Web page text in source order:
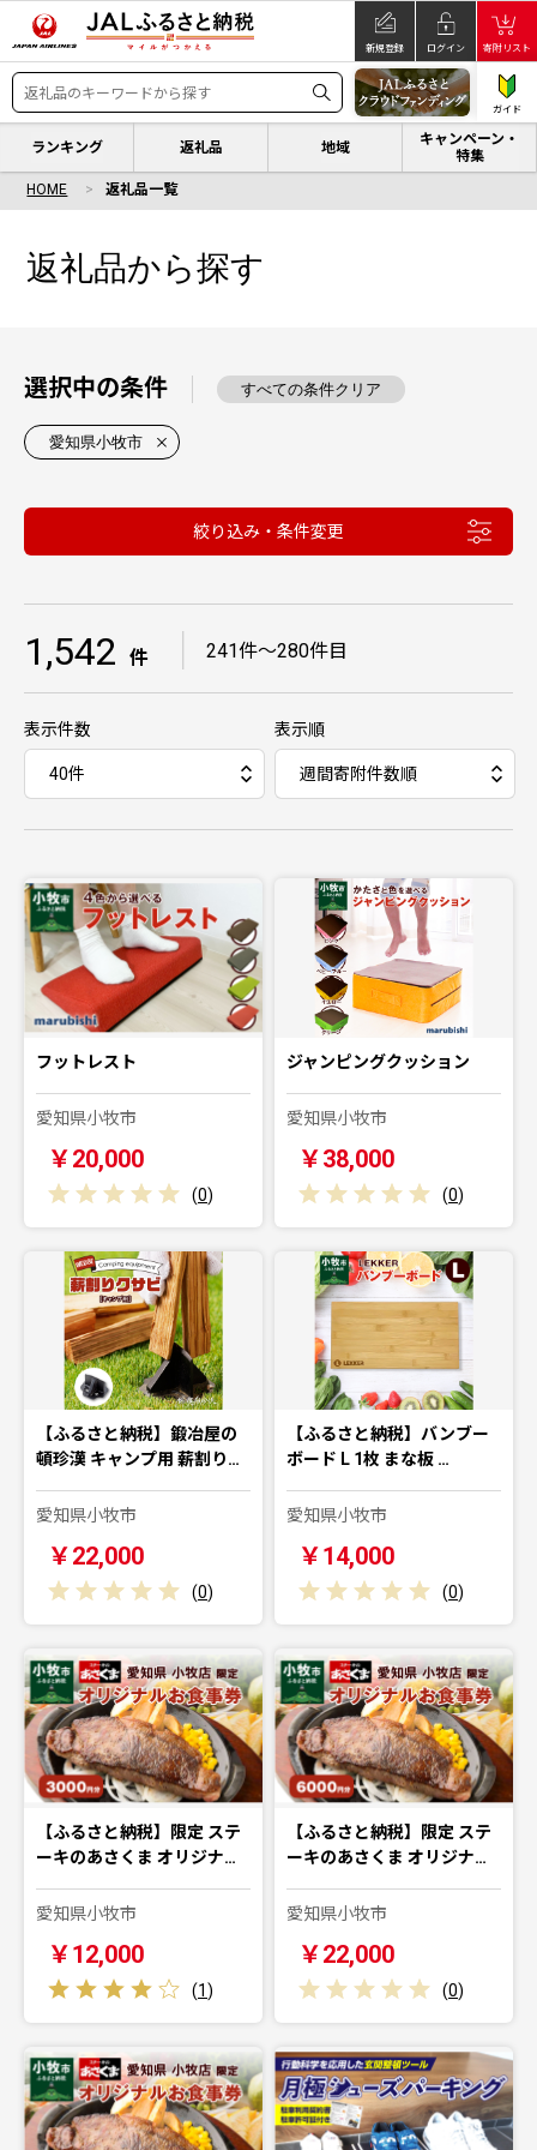
新規登録 ログイン 寄附リスト
ガイド
ランキング 返礼品 地域
キャンペーン・
特集
HOME 返礼品一覧
返礼品から探す
選択中の条件 すべての条件クリア
愛知県小牧市
絞り込み・条件変更
1,542 件 241件〜280件目
表示件数 表示順
フットレスト
愛知県小牧市
￥20,000
(0)
ジャンピングクッション
愛知県小牧市
￥38,000
(0)
【ふるさと納税】鍛冶屋の
頓珍漢 キャンプ用 薪割り…
愛知県小牧市
￥22,000
(0)
【ふるさと納税】バンブー
ボード L 1枚 まな板 …
愛知県小牧市
￥14,000
(0)
【ふるさと納税】限定 ステ
ーキのあさくま オリジナ…
愛知県小牧市
￥12,000
(1)
【ふるさと納税】限定 ステ
ーキのあさくま オリジナ…
愛知県小牧市
￥22,000
(0)